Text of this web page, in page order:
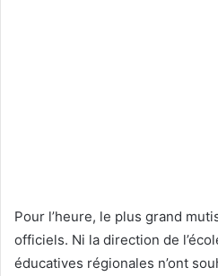
Pour l’heure, le plus grand
officiels. Ni la direction de
éducatives régionales n’ont